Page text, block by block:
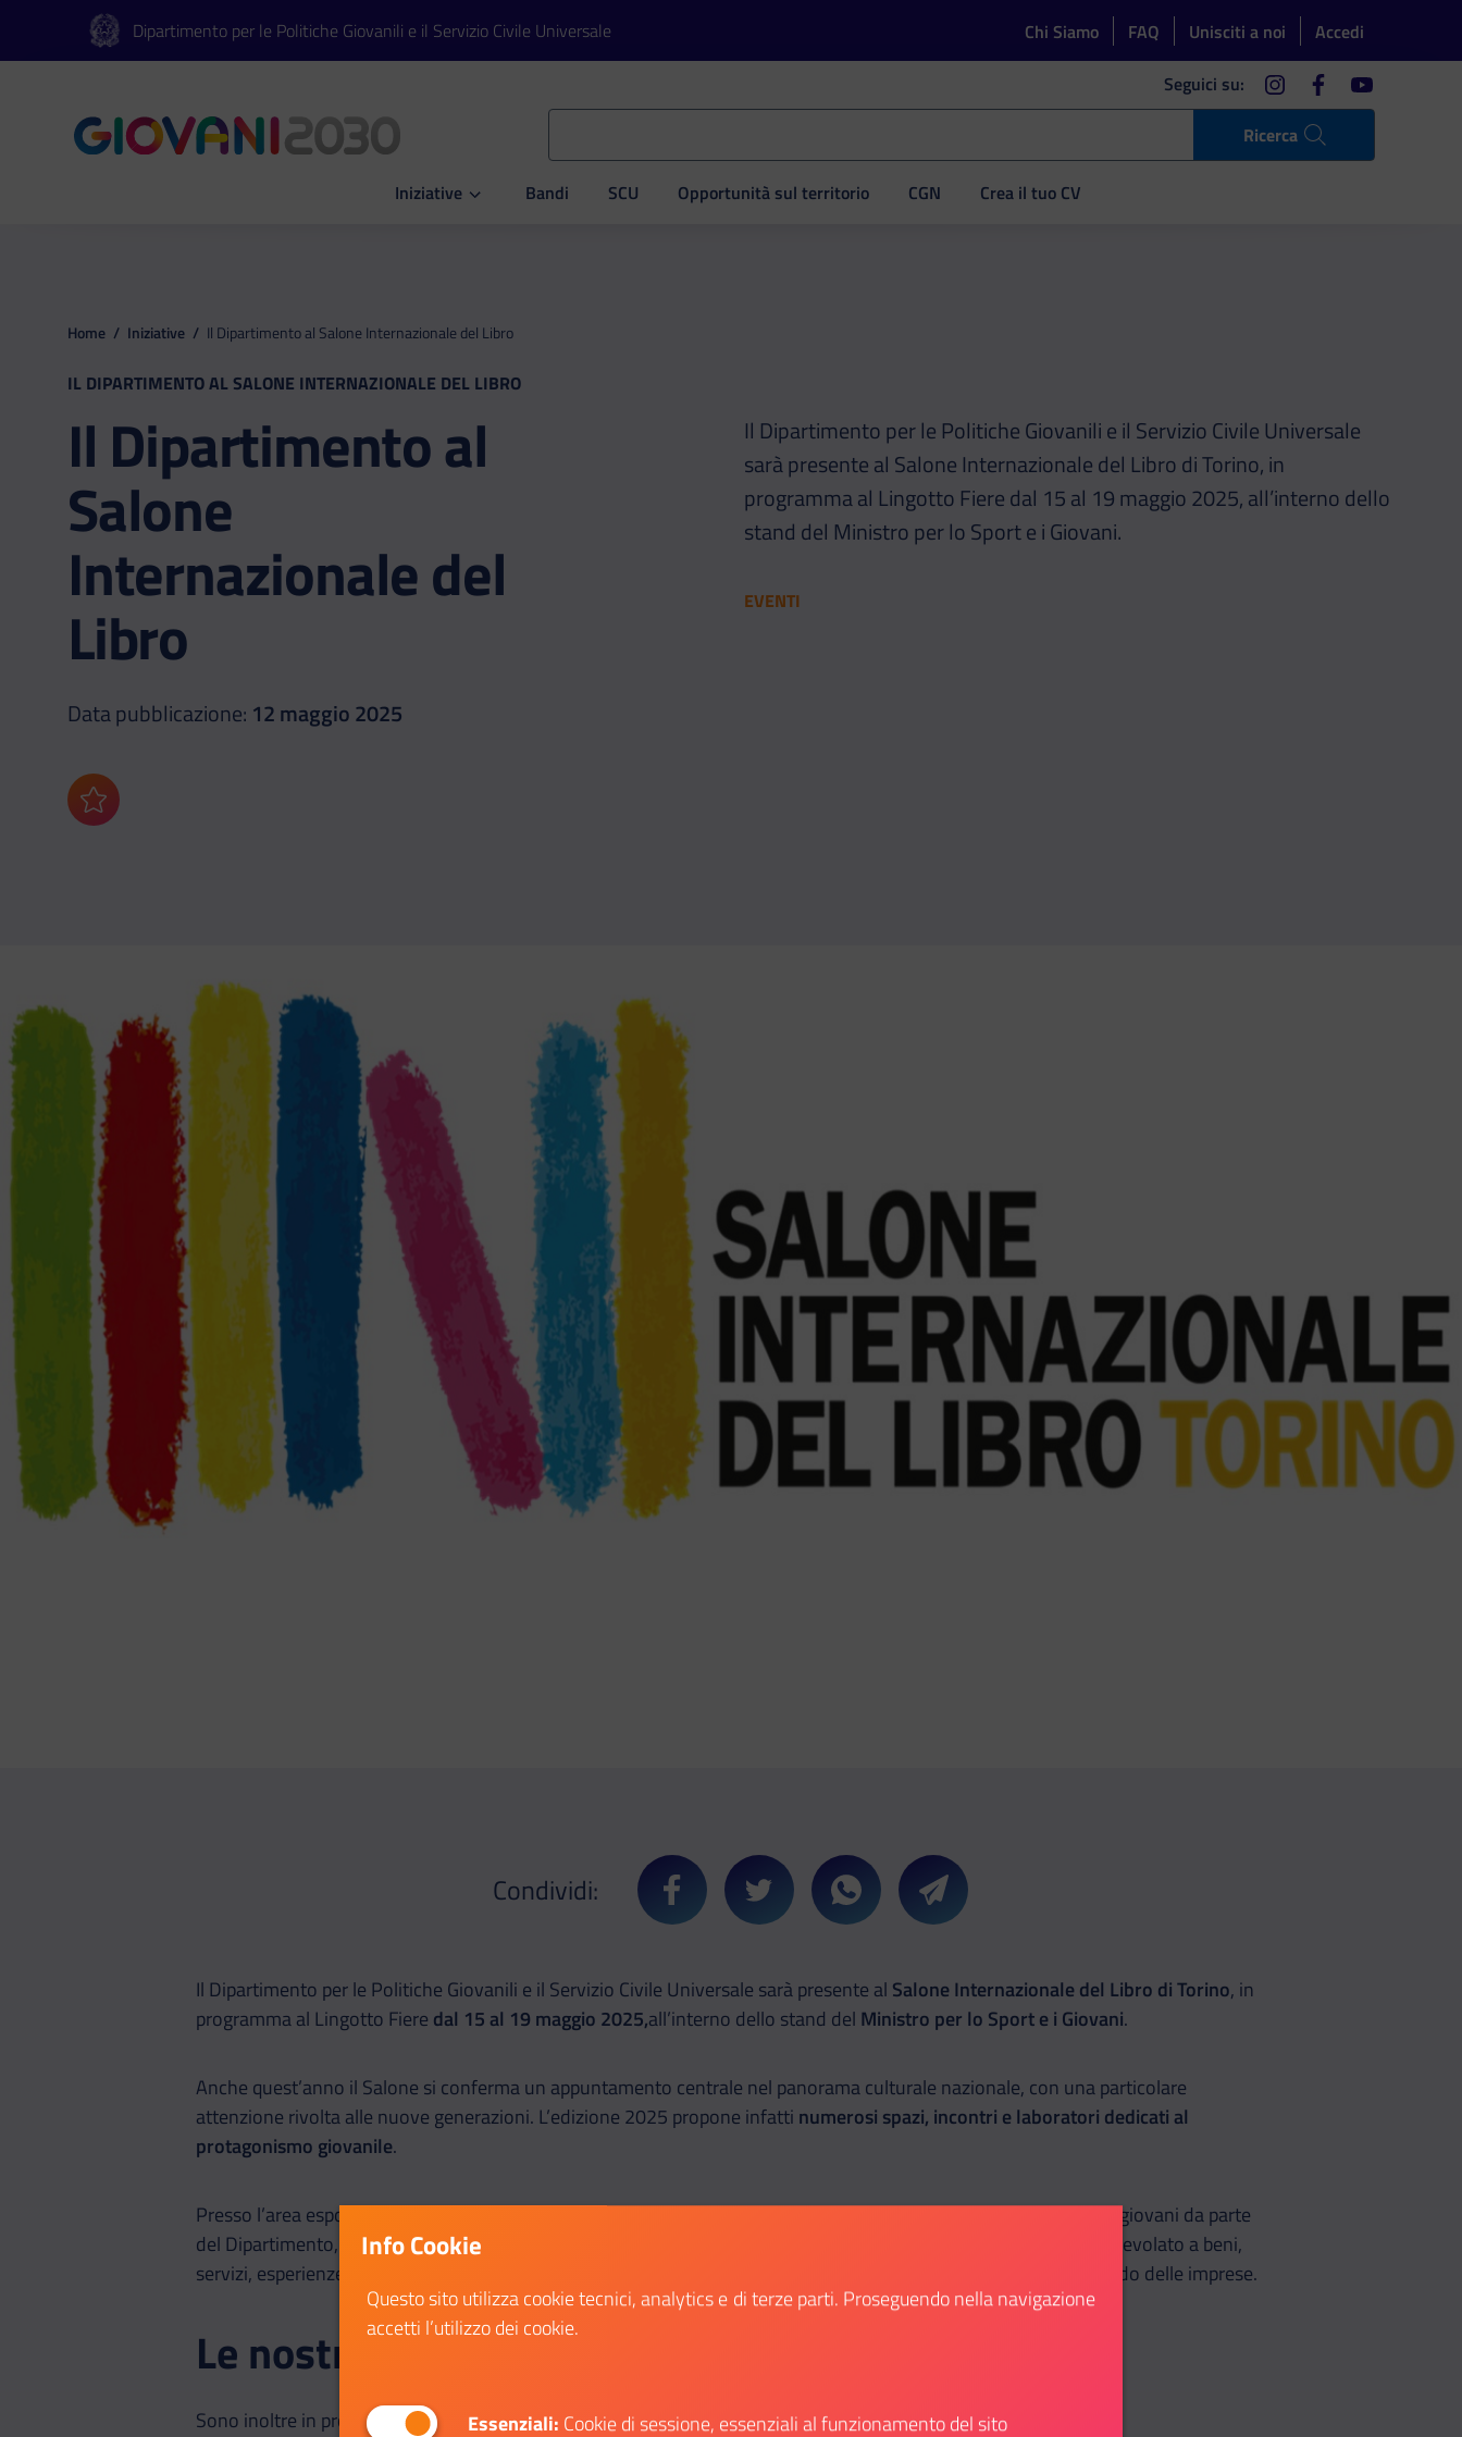
Vai al contenuto principale
Vai al footer Dipartimento per le Politiche Giovanili e il Servizio Civile Universale Chi Siamo FAQ Unisciti a noi Accedi
Ricerca
Seguici su: instagramfacebookyoutube
Iniziative
Apri Iniziative Bandi SCU Opportunità sul territorio CGN Crea il tuo CV
Home / Iniziative / Il Dipartimento al Salone Internazionale del Libro
IL DIPARTIMENTO AL SALONE INTERNAZIONALE DEL LIBRO
Il Dipartimento al
Salone
Internazionale del
Libro
Data pubblicazione: 12 maggio 2025
Aggiungi ai preferiti
Il Dipartimento per le Politiche Giovanili e il Servizio Civile Universale
sarà presente al Salone Internazionale del Libro di Torino, in
programma al Lingotto Fiere dal 15 al 19 maggio 2025, all’interno dello
stand del Ministro per lo Sport e i Giovani.
EVENTI
Condividi: Condividi su Facebook
Condividi su TwitterCondividi su Whatsapp
Condividi su Telegram
Il Dipartimento per le Politiche Giovanili e il Servizio Civile Universale sarà presente al Salone Internazionale del Libro di Torino, in
programma al Lingotto Fiere dal 15 al 19 maggio 2025,all’interno dello stand del Ministro per lo Sport e i Giovani.
Anche quest’anno il Salone si conferma un appuntamento centrale nel panorama culturale nazionale, con una particolare
attenzione rivolta alle nuove generazioni. L’edizione 2025 propone infatti numerosi spazi, incontri e laboratori dedicati al
protagonismo giovanile.
Presso l’area espositiva sarà possibile trovare informazioni sulle numerose opportunità messe a disposizione dei giovani da parte
del Dipartimento, quali ilServizio Civile Universale
, per l’accesso agevolato a beni,
servizi, esperienze e opportunità, e il
, un ponte tra giovani, istituzioni scolastiche, università e mondo delle imprese.
Le nostre attività
Sono inoltre in programma una serie diattività e workshoporganizzati dal Dipartimento, tra cui:
Info Cookie
Questo sito utilizza cookie tecnici, analytics e di terze parti. Proseguendo nella navigazione
accetti l’utilizzo dei cookie.
Essenziali: Cookie di sessione, essenziali al funzionamento del sito